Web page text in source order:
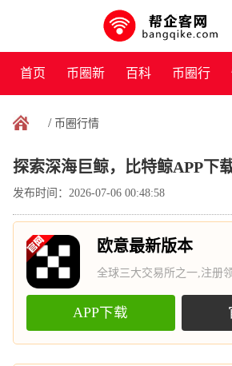
首页 币圈新
闻
百科 币圈行
/ 币圈行情
探索深海巨鲸，比特鲸APP下
发布时间：2026-07-06 00:48:58
欧意最新版本
全球三大交易所之一,注册
APP下载